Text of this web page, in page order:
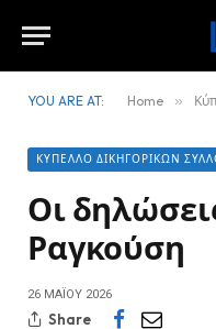
YOU ARE AT: Home »
ΚΎΠΕΛΛΟ ΔΙΚΗΓΟΡΙΚΏΝ
Οι
Ραγκούση
26 ΜΑΪ́ΟΥ 2026
Share